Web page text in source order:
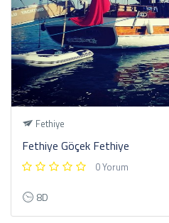
Fethiye
Fethiye Göçek Fethiye
0 Yorum
8D